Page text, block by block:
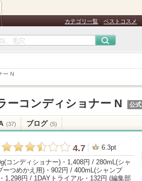
ー N
カテゴリ一覧 ベストコスメ
ーコンディショナー N 公式
(37) ブログ (5)
4.7 6.3pt
コンディショナー)・1,408円 / 280mL(シャ
ーつめかえ用)・902円 / 400mL(シャンプ
1,298円 / 1DAYトライアル・132円 (編集部